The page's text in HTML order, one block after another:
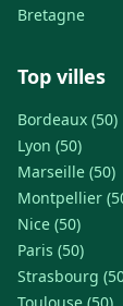
Bretagne
Top villes
Bordeaux (50)
Lyon (50)
Marseille (50)
Montpellier
Nice (50)
Paris (50)
Strasbourg